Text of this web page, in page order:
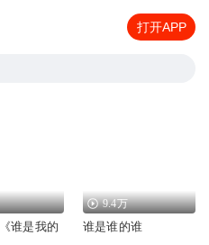
打开APP
谁是我的
9.4万
谁是谁的谁